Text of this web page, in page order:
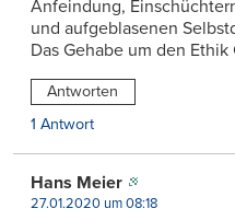
Anfeindung,
und aufgeblasenen
Das Gehabe um den
Antworten
1 Antwort
Hans Meier
27.01.2020 um 08:18